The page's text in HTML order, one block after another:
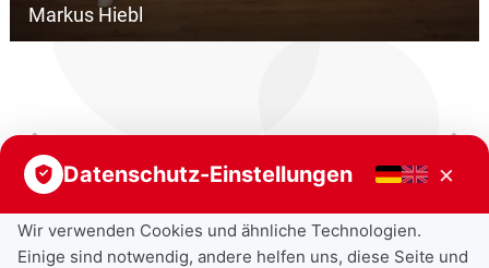
Markus Hiebl
Datenschutz-Einstellungen ×
Wir verwenden Cookies und ähnliche Technologien.
Einige sind notwendig, andere helfen uns, diese Seite und